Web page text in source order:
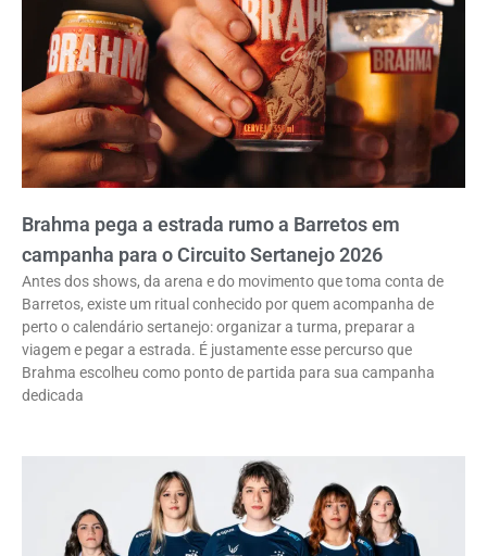
Brahma pega a estrada rumo a Barretos em
campanha para o Circuito Sertanejo 2026
Antes dos shows, da arena e do movimento que toma conta de
Barretos, existe um ritual conhecido por quem acompanha de
perto o calendário sertanejo: organizar a turma, preparar a
viagem e pegar a estrada. É justamente esse percurso que
Brahma escolheu como ponto de partida para sua campanha
dedicada